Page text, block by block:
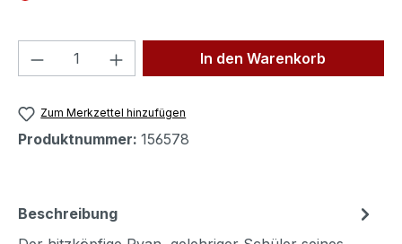
Produkt Anzahl: Gib denIn den Warenkorb
Zum Merkzettel hinzufügen
Produktnummer: 156578
Beschreibung